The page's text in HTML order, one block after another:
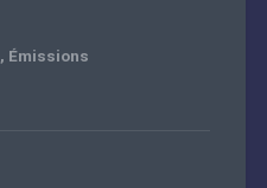
, Émissions